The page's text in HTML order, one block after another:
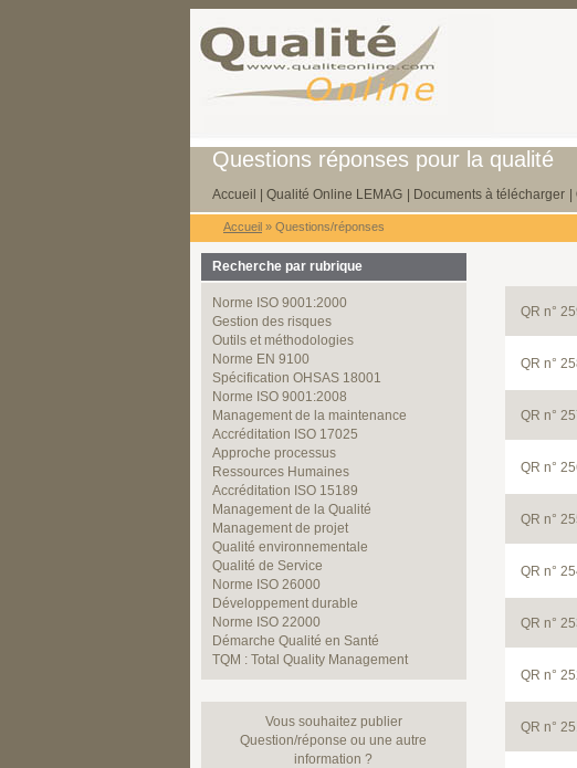
Questions réponses pour la qualité
Accueil Qualité Online LEMAG Documents à télécharger
Accueil » Questions/réponses
Recherche par rubrique
Norme ISO 9001:2000
Gestion des risques
Outils et méthodologies
Norme EN 9100
Spécification OHSAS 18001
Norme ISO 9001:2008
Management de la maintenance
Accréditation ISO 17025
Approche processus
Ressources Humaines
Accréditation ISO 15189
Management de la Qualité
Management de projet
Qualité environnementale
Qualité de Service
Norme ISO 26000
Développement durable
Norme ISO 22000
Démarche Qualité en Santé
TQM : Total Quality Management
Vous souhaitez publier
Question/réponse ou une autre
information ?
QR n°
QR n°
QR n°
QR n°
QR n°
QR n°
QR n°
QR n°
QR n°